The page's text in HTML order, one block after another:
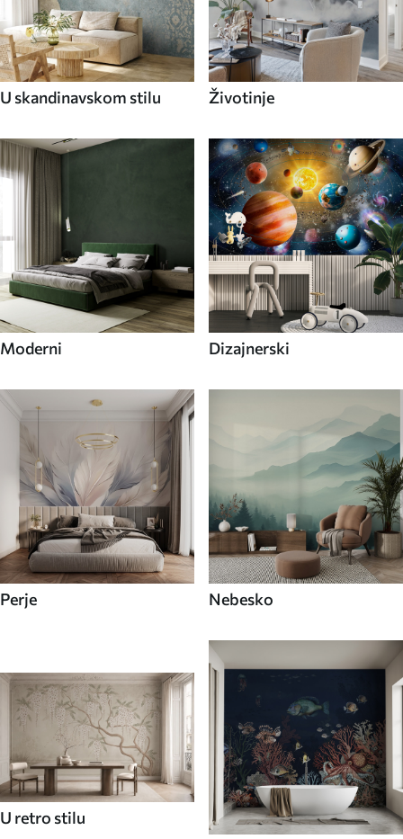
U skandinavskom stilu Životinje
Moderni Dizajnerski
Perje Nebesko
U retro stilu